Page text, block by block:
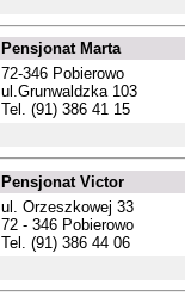
Pensjonat Marta
72-346 Pobierowo
ul.Grunwaldzka 103
Tel. (91) 386 41 15
Pensjonat Victor
ul. Orzeszkowej 33
72 - 346 Pobierowo
Tel. (91) 386 44 06